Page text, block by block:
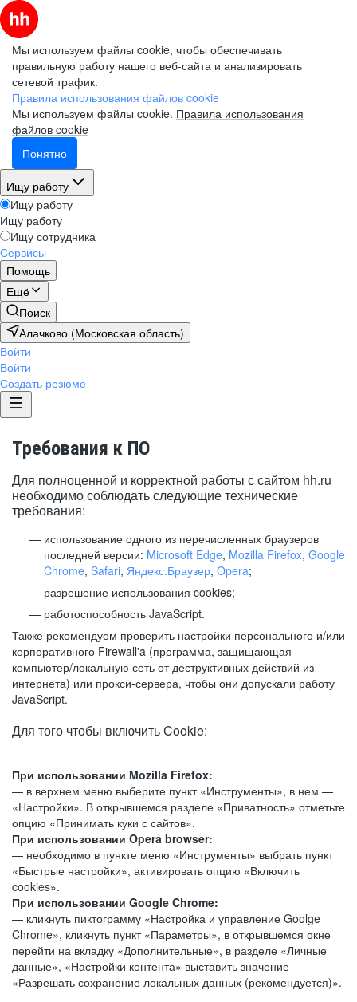
Мы используем файлы cookie, чтобы обеспечивать
правильную работу нашего веб-сайта и анализировать
сетевой трафик.
Правила использования файлов cookie
Мы используем файлы cookie. Правила использования
файлов cookie
Понятно
Ищу работу
Ищу работу
Ищу работу
Ищу сотрудника
Сервисы
Помощь
Ещё
Поиск
Алачково (Московская область)
Войти
Войти
Создать резюме
Требования к ПО
Для полноценной и корректной работы с сайтом hh.ru
необходимо соблюдать следующие технические
требования:
использование одного из перечисленных браузеров
последней версии: Microsoft Edge, Mozilla Firefox, Google
Chrome, Safari, Яндекс.Браузер, Opera;
разрешение использования cookies;
работоспособность JavaScript.
Также рекомендуем проверить настройки персонального и/или
корпоративного Firewall'a (программа, защищающая
компьютер/локальную сеть от деструктивных действий из
интернета) или прокси-сервера, чтобы они допускали работу
JavaScript.
Для того чтобы включить Cookie:
При использовании Mozilla Firefox:
— в верхнем меню выберите пункт «Инструменты», в нем —
«Настройки». В открывшемся разделе «Приватность» отметьте
опцию «Принимать куки с сайтов».
При использовании Opera browser:
— необходимо в пункте меню «Инструменты» выбрать пункт
«Быстрые настройки», активировать опцию «Включить
cookies».
При использовании Google Chrome:
— кликнуть пиктограмму «Настройка и управление Goolge
Chrome», кликнуть пункт «Параметры», в открывшемся окне
перейти на вкладку «Дополнительные», в разделе «Личные
данные», «Настройки контента» выставить значение
«Разрешать сохранение локальных данных (рекомендуется)».